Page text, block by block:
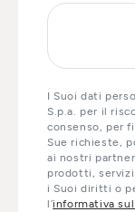
I Suoi dati
S.p.a. per il
consenso, per
Sue richieste,
ai nostri
prodotti,
i Suoi diritti o
l’informativa